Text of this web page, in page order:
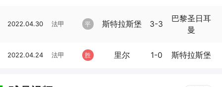
2022.04.30 法甲 平 斯特拉斯堡 3-3
巴黎圣日耳
曼
2022.04.24 法甲 胜 里尔 1-0 斯特拉斯堡